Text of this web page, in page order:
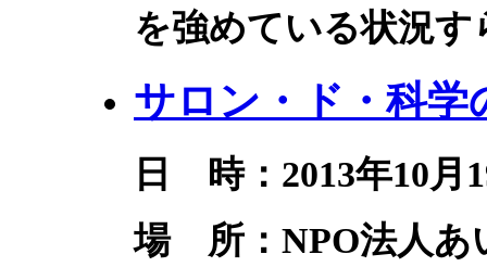
を強めている状況す
サロン・ド・科学
日 時：2013年10月
場 所：NPO法人あ